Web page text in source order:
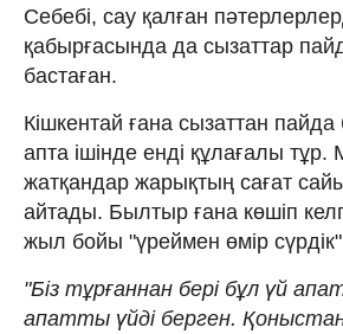
Себебі, сау қалған
қабырғасында да сызаттар
бастаған.
Кішкентай ғана сызаттан пайда
апта ішінде енді құлағалы
жатқандар жарықтың сағат
айтады. Былтыр ғана көшіп
жыл бойы "үреймен өмір
"Біз тұрғаннан бері бұл үй
апатты үйді берген.